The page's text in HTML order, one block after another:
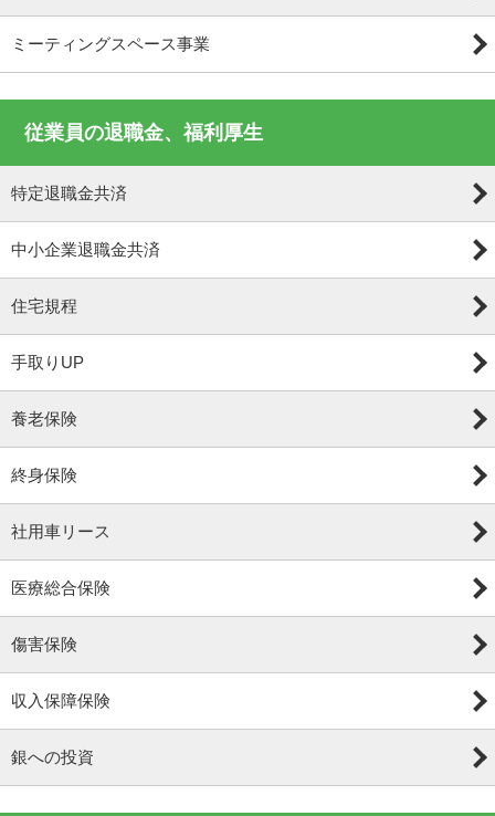
ミーティングスペース事業
従業員の退職金、福利厚生
特定退職金共済
中小企業退職金共済
住宅規程
手取りUP
養老保険
終身保険
社用車リース
医療総合保険
傷害保険
収入保障保険
銀への投資